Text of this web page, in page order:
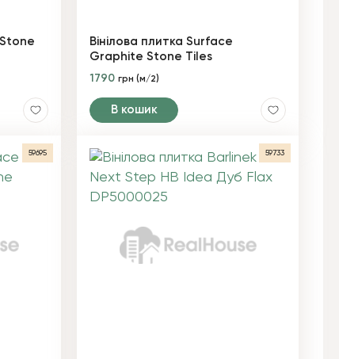
Вінілова плитка Surface
Graphite Stone Tiles
1790грн (м/2)
В кошик
59695 59733